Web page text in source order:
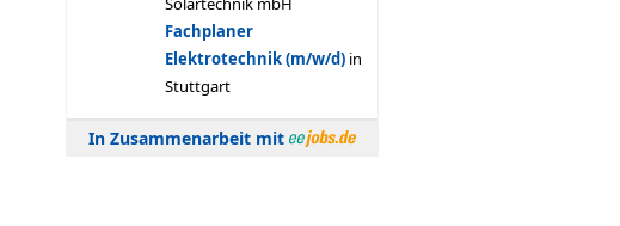
In Zusammenarbeit mit